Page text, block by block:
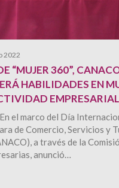
2022
“MUJER 360”,
HABILIDADES EN
EMPRESARIAL
el marco del Día
de Comercio, Servicios y
a través de la
anunció…